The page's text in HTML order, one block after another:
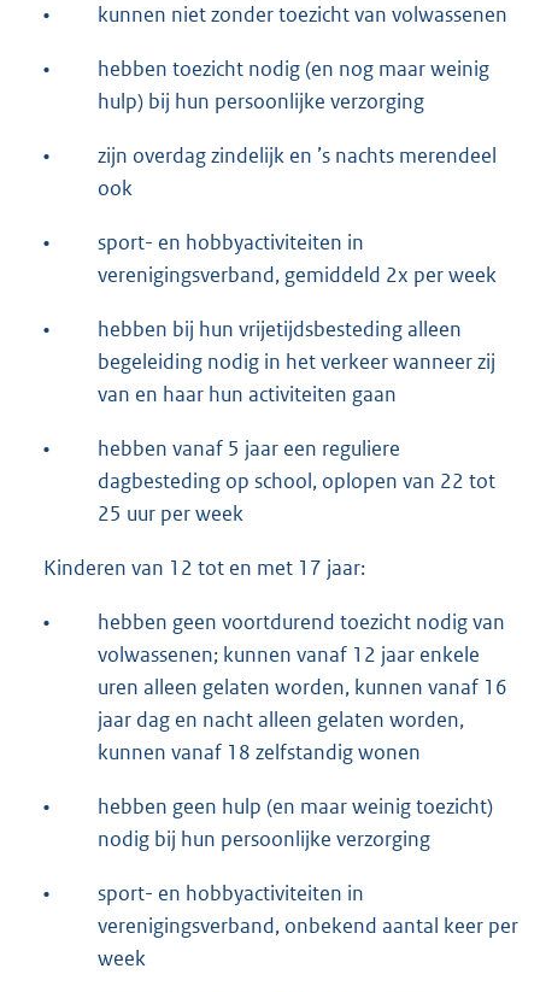
• kunnen niet zonder toezicht van volwassenen
•
hebben toezicht nodig (en nog maar weinig
hulp) bij hun persoonlijke verzorging
•
zijn overdag zindelijk en ’s nachts merendeel
ook
•
sport- en hobbyactiviteiten in
verenigingsverband, gemiddeld 2x per week
•
hebben bij hun vrijetijdsbesteding alleen
begeleiding nodig in het verkeer wanneer zij
van en haar hun activiteiten gaan
•
hebben vanaf 5 jaar een reguliere
dagbesteding op school, oplopen van 22 tot
25 uur per week
Kinderen van 12 tot en met 17 jaar:
•
hebben geen voortdurend toezicht nodig van
volwassenen; kunnen vanaf 12 jaar enkele
uren alleen gelaten worden, kunnen vanaf 16
jaar dag en nacht alleen gelaten worden,
kunnen vanaf 18 zelfstandig wonen
•
hebben geen hulp (en maar weinig toezicht)
nodig bij hun persoonlijke verzorging
•
sport- en hobbyactiviteiten in
verenigingsverband, onbekend aantal keer per
week